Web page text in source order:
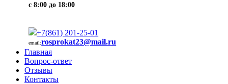
с 8:00 до 18:00
+7(861) 201-25-01
email:rosprokat23@mail.ru
Главная
Вопрос-ответ
Отзывы
Контакты